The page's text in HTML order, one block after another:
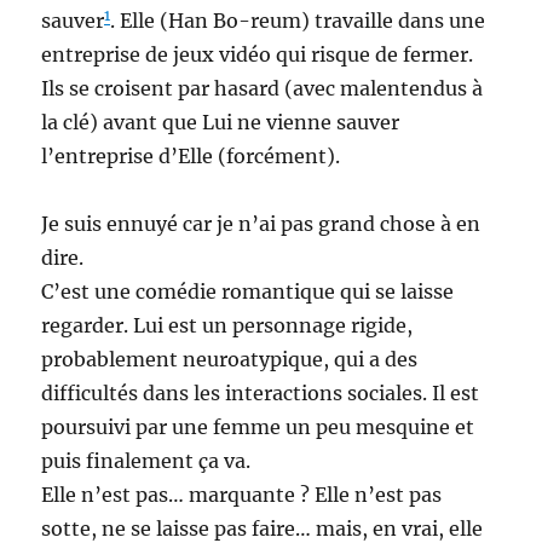
sauver1. Elle (Han Bo-reum) travaille dans une
entreprise de jeux vidéo qui risque de fermer.
Ils se croisent par hasard (avec malentendus à
la clé) avant que Lui ne vienne sauver
l’entreprise d’Elle (forcément).
Je suis ennuyé car je n’ai pas grand chose à en
dire.
C’est une comédie romantique qui se laisse
regarder. Lui est un personnage rigide,
probablement neuroatypique, qui a des
difficultés dans les interactions sociales. Il est
poursuivi par une femme un peu mesquine et
puis finalement ça va.
Elle n’est pas… marquante ? Elle n’est pas
sotte, ne se laisse pas faire… mais, en vrai, elle